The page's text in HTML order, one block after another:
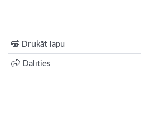
Drukāt lapu
Dalīties